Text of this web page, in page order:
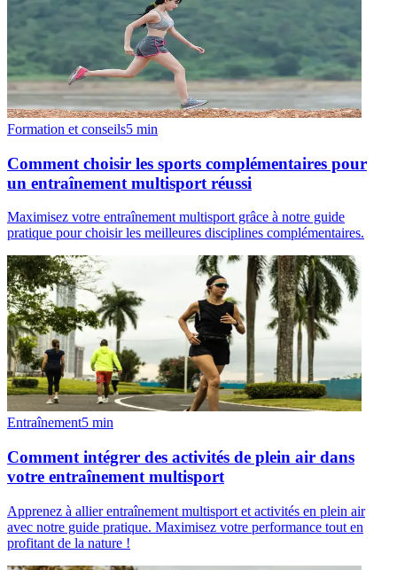
Formation et conseils5 min
Comment choisir les sports complémentaires pour
un entraînement multisport réussi
Maximisez votre entraînement multisport grâce à notre guide
pratique pour choisir les meilleures disciplines complémentaires.
Entraînement5 min
Comment intégrer des activités de plein air dans
votre entraînement multisport
Apprenez à allier entraînement multisport et activités en plein air
avec notre guide pratique. Maximisez votre performance tout en
profitant de la nature !